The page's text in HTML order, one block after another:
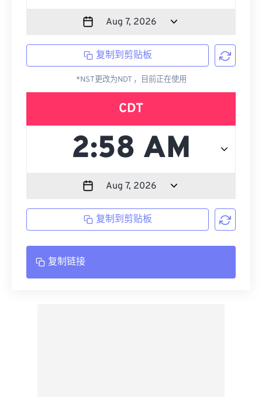
复制到剪贴板
*NST更改为NDT ，目前正在使用
CDT
复制到剪贴板
复制链接